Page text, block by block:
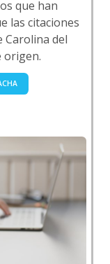
que han
las citaciones
Carolina del
origen.